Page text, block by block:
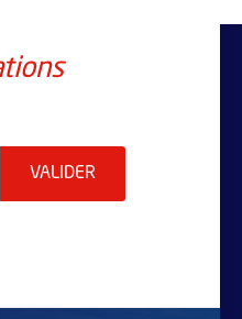
de la ville d'Angers, indiquez
VALIDER ENVOYER MA